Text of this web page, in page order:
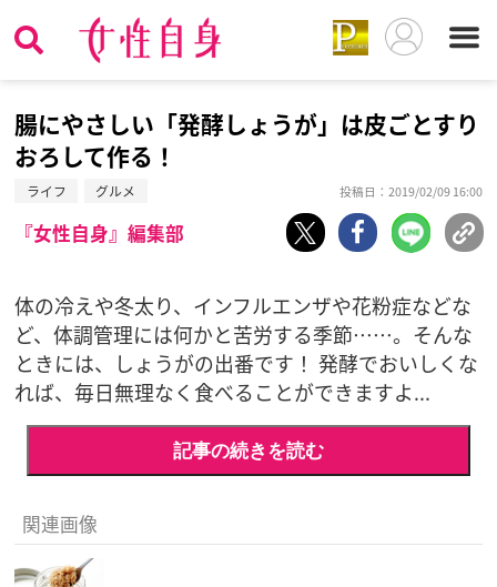
腸にやさしい「発酵しょうが」は皮ごとすり
おろして作る！
ライフ グルメ 投稿日：2019/02/09 16:00
『女性自身』編集部
体の冷えや冬太り、インフルエンザや花粉症などな
ど、体調管理には何かと苦労する季節……。そんな
ときには、しょうがの出番です！ 発酵でおいしくな
れば、毎日無理なく食べることができますよ...
記事の続きを読む
関連画像